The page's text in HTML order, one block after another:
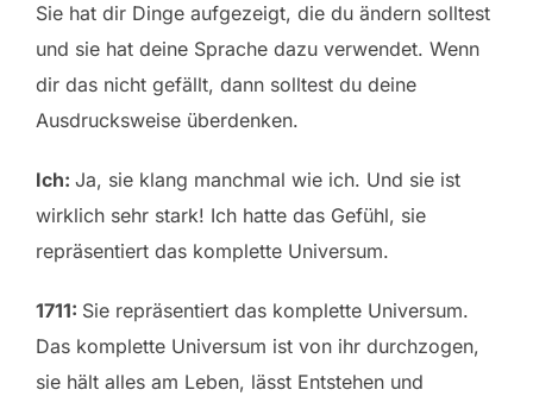
Sie hat dir Dinge aufgezeigt, die du ändern solltest
und sie hat deine Sprache dazu verwendet. Wenn
dir das nicht gefällt, dann solltest du deine
Ausdrucksweise überdenken.
Ich: Ja, sie klang manchmal wie ich. Und sie ist
wirklich sehr stark! Ich hatte das Gefühl, sie
repräsentiert das komplette Universum.
1711: Sie repräsentiert das komplette Universum.
Das komplette Universum ist von ihr durchzogen,
sie hält alles am Leben, lässt Entstehen und